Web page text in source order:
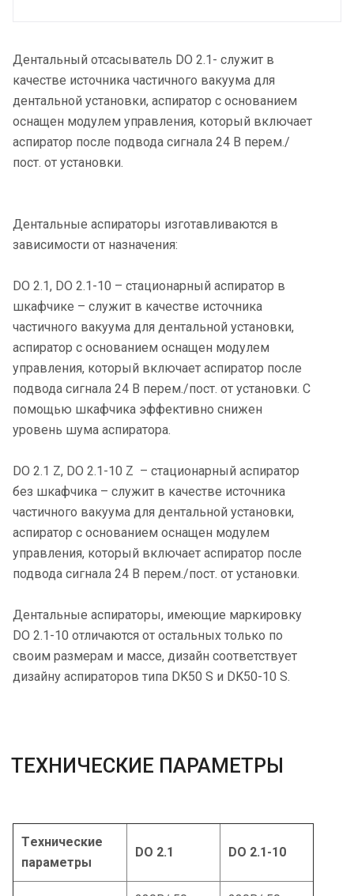
Дентальный отсасыватель DO 2.1- служит в
качестве источника частичного вакуума для
дентальной установки, аспиратор с основанием
оснащен модулем управления, который включает
аспиратор после подвода сигнала 24 В перем./
пост. от установки.
Дентальные аспираторы изготавливаются в
зависимости от назначения:
DO 2.1, DO 2.1-10 – стационарный аспиратор в
шкафчике – служит в качестве источника
частичного вакуума для дентальной установки,
аспиратор с основанием оснащен модулем
управления, который включает аспиратор после
подвода сигнала 24 В перем./пост. от установки. С
помощью шкафчика эффективно снижен
уровень шума аспиратора.
DO 2.1 Z, DO 2.1-10 Z – стационарный аспиратор
без шкафчика – служит в качестве источника
частичного вакуума для дентальной установки,
аспиратор с основанием оснащен модулем
управления, который включает аспиратор после
подвода сигнала 24 В перем./пост. от установки.
Дентальные аспираторы, имеющие маркировку
DO 2.1-10 отличаются от остальных только по
своим размерам и массе, дизайн соответствует
дизайну aспираторов типа DK50 S и DK50-10 S.
TЕХНИЧЕСКИЕ ПАРАМЕТРЫ
Tехнические
параметры
DO 2.1 DO 2.1-10